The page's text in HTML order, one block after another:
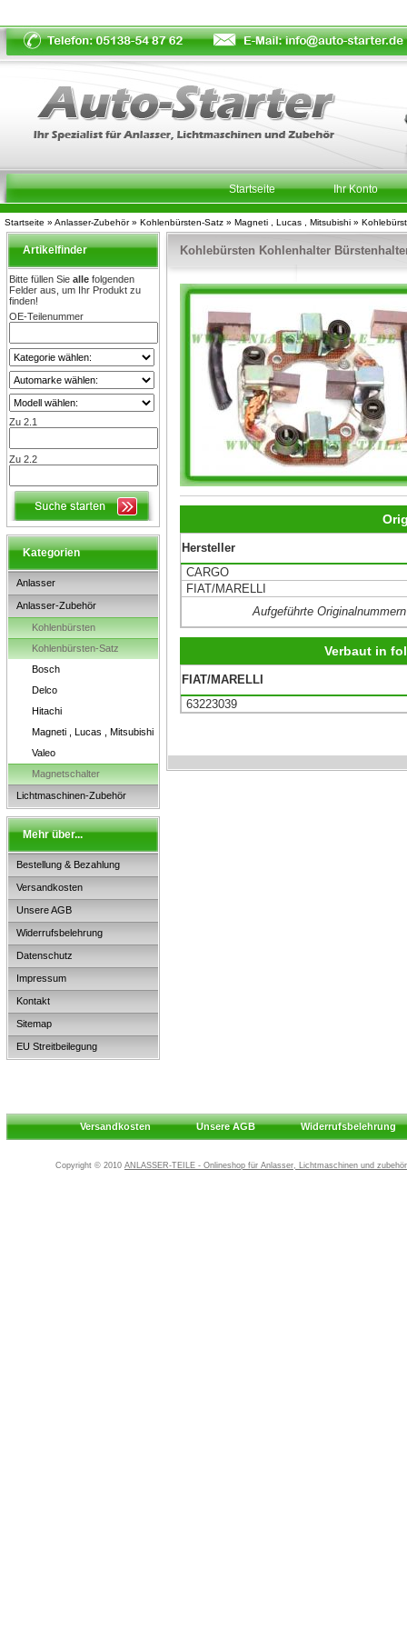
Startseite » Anlasser-Zubehör» Kohlenbürsten-Satz » Magneti , Lucas , Mitsubishi »
Startseite Ihr Konto
Artikelfinder
Bitte füllen Sie alle folgenden
Felder aus, um Ihr Produkt zu
finden!
OE-Teilenummer
Zu 2.1
Zu 2.2
Kategorien
Anlasser
Anlasser-Zubehör
Kohlenbürsten
Kohlenbürsten-Satz
Bosch
Delco
Hitachi
Magneti , Lucas , Mitsubishi
Valeo
Magnetschalter
Lichtmaschinen-Zubehör
Mehr über...
Bestellung & Bezahlung
Versandkosten
Unsere AGB
Widerrufsbelehrung
Datenschutz
Impressum
Kontakt
Sitemap
EU Streitbeilegung
Kohlebürsten Kohlenhalter
Hersteller
Aufgeführte
CARGO
FIAT/MARELLI
Verbaut in
FIAT/MARELLI
63223039
Versandkosten Unsere AGB Widerrufsbelehrung
Copyright © 2010 ANLASSER-TEILE - Onlineshop für Anlasser, Lichtmaschinen und zubehör